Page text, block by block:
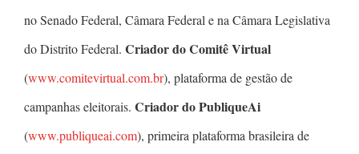
no Senado Federal, Câmara Federal e na Câmara Legislativa
do Distrito Federal. Criador do Comitê Virtual
(www.comitevirtual.com.br), plataforma de gestão de
campanhas eleitorais. Criador do PubliqueAi
(www.publiqueai.com), primeira plataforma brasileira de